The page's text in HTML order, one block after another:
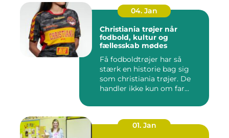
04. Jan
Christiania trøjer når
fodbold, kultur og
fællesskab mødes
Få fodboldtrøjer har så
stærk en historie bag sig
som christiania trøjer. De
handler ikke kun om far...
01. Jan